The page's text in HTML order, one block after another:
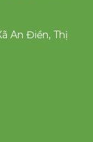
An Điền, Thị